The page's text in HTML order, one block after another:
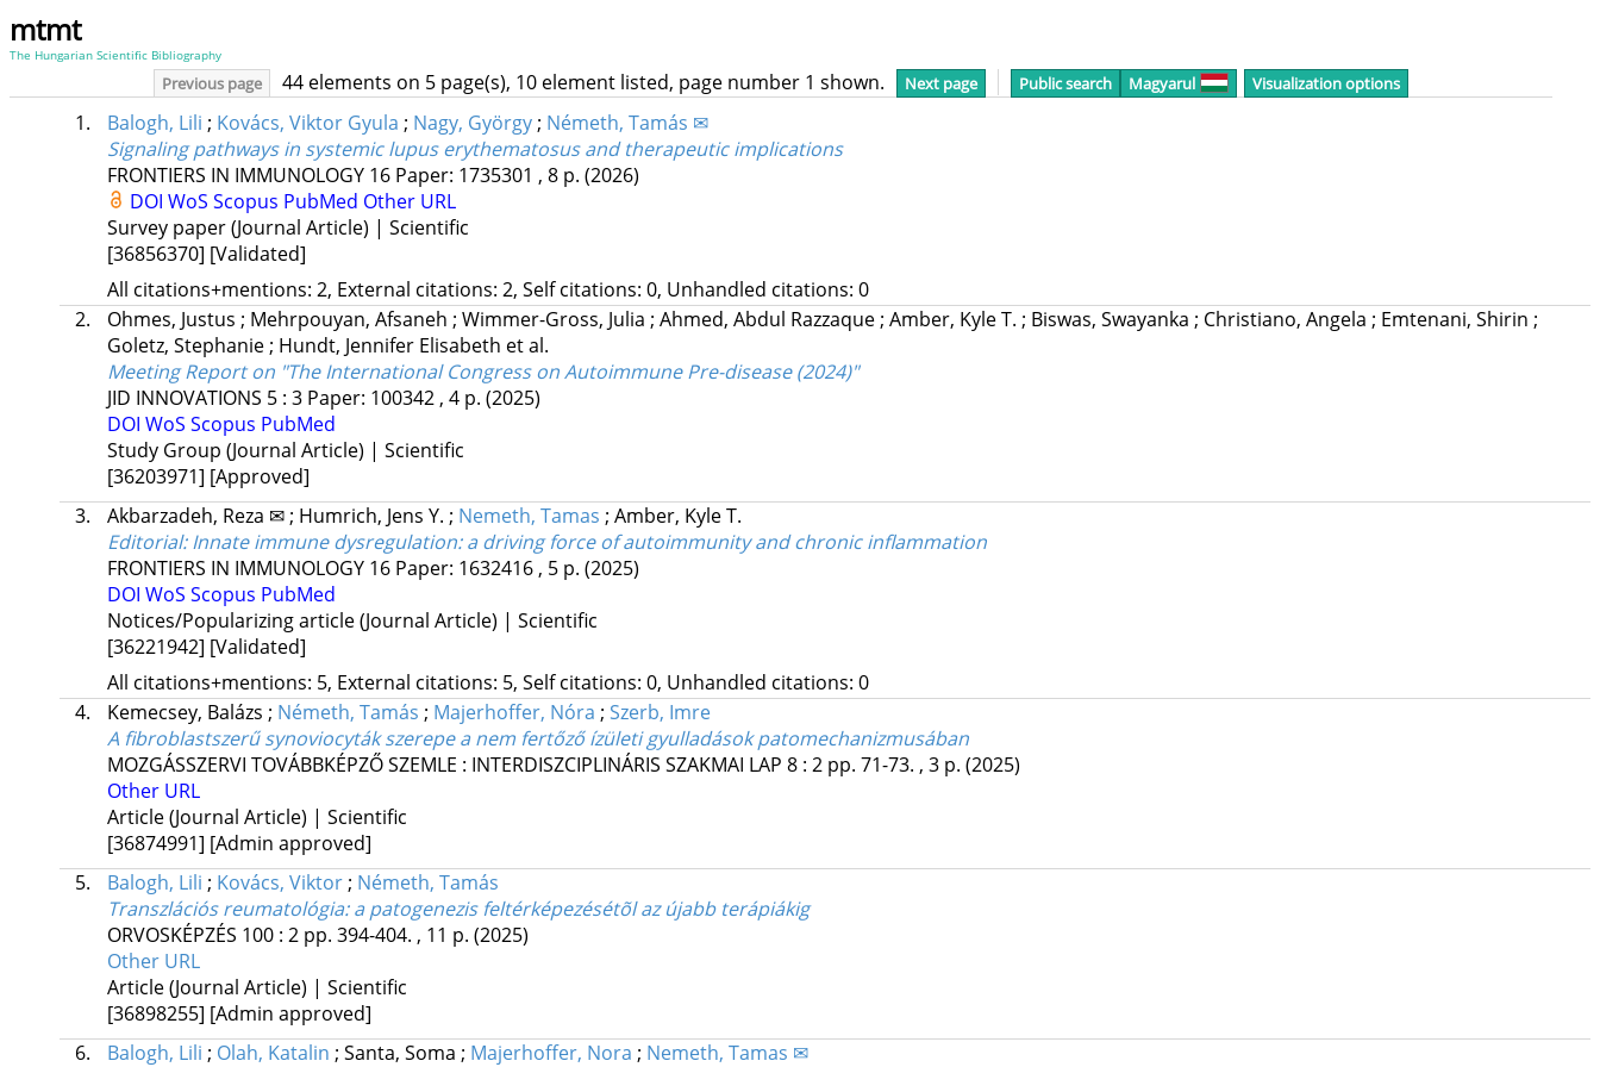
mtmt
The Hungarian Scientific Bibliography
Previous page 44 elements on 5 page(s), 10 element listed, page number 1 shown. Next page Public search Magyarul Visualization options
1. Balogh, Lili ; Kovács, Viktor Gyula ; Nagy, György; Németh, Tamás ✉
Signaling pathways in systemic lupus erythematosus and therapeutic implications
FRONTIERS IN IMMUNOLOGY 16 Paper: 1735301 , 8 p. (2026)
DOI WoS Scopus PubMed Other URL
Survey paper (Journal Article) | Scientific
[36856370] [Validated]
All citations+mentions: 2, External citations: 2, Self citations: 0, Unhandled citations: 0
2.
Ohmes, Justus ; Mehrpouyan, Afsaneh ; Wimmer-Gross, Julia ; Ahmed, Abdul Razzaque; Amber, Kyle T. ; Biswas, Swayanka ; Christiano, Angela ; Emtenani, Shirin ;
Goletz, Stephanie; Hundt, Jennifer Elisabeth et al.
Meeting Report on "The International Congress on Autoimmune Pre-disease (2024)"
JID INNOVATIONS 5: 3 Paper: 100342 , 4 p. (2025)
DOI WoS Scopus PubMed
Study Group (Journal Article) | Scientific
[36203971] [Approved]
3.
Akbarzadeh, Reza ✉; Humrich, Jens Y. ; Nemeth, Tamas ; Amber, Kyle T.
Editorial: Innate immune dysregulation: a driving force of autoimmunity and chronic inflammation
FRONTIERS IN IMMUNOLOGY 16 Paper: 1632416 , 5 p. (2025)
DOI WoS Scopus PubMed
Notices/Popularizing article (Journal Article) | Scientific
[36221942] [Validated]
All citations+mentions: 5, External citations: 5, Self citations: 0, Unhandled citations: 0
4.
Kemecsey, Balázs ; Németh, Tamás ; Majerhoffer, Nóra ; Szerb, Imre
A fibroblastszerű synoviocyták szerepe a nem fertőző ízületi gyulladások patomechanizmusában
MOZGÁSSZERVI TOVÁBBKÉPZŐ SZEMLE : INTERDISZCIPLINÁRIS SZAKMAI LAP 8: 2 pp. 71-73. , 3 p. (2025)
Other URL
Article (Journal Article) | Scientific
[36874991] [Admin approved]
5.
Balogh, Lili ; Kovács, Viktor; Németh, Tamás
Transzlációs reumatológia: a patogenezis feltérképezésétõl az újabb terápiákig
ORVOSKÉPZÉS 100: 2 pp. 394-404. , 11 p. (2025)
Other URL
Article (Journal Article) | Scientific
[36898255] [Admin approved]
6.
Balogh, Lili ; Olah, Katalin ; Santa, Soma ; Majerhoffer, Nora ; Nemeth, Tamas ✉